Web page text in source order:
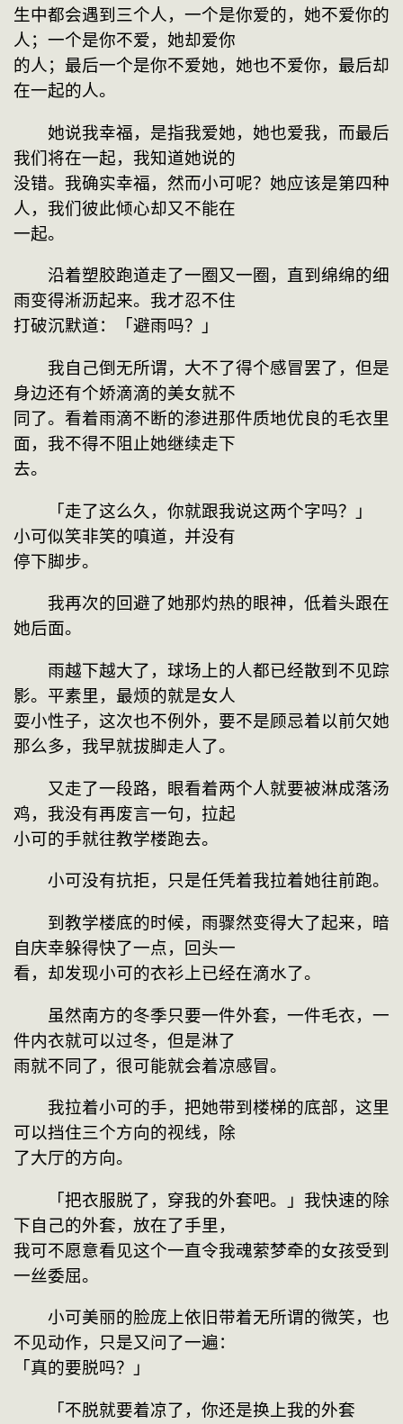
生中都会遇到三个人，一个是你爱的，她不爱你的
人；一个是你不爱，她却爱你
的人；最后一个是你不爱她，她也不爱你，最后却
在一起的人。
她说我幸福，是指我爱她，她也爱我，而最后
我们将在一起，我知道她说的
没错。我确实幸福，然而小可呢？她应该是第四种
人，我们彼此倾心却又不能在
一起。
沿着塑胶跑道走了一圈又一圈，直到绵绵的细
雨变得淅沥起来。我才忍不住
打破沉默道：「避雨吗？」
我自己倒无所谓，大不了得个感冒罢了，但是
身边还有个娇滴滴的美女就不
同了。看着雨滴不断的渗进那件质地优良的毛衣里
面，我不得不阻止她继续走下
去。
「走了这么久，你就跟我说这两个字吗？」
小可似笑非笑的嗔道，并没有
停下脚步。
我再次的回避了她那灼热的眼神，低着头跟在
她后面。
雨越下越大了，球场上的人都已经散到不见踪
影。平素里，最烦的就是女人
耍小性子，这次也不例外，要不是顾忌着以前欠她
那么多，我早就拔脚走人了。
又走了一段路，眼看着两个人就要被淋成落汤
鸡，我没有再废言一句，拉起
小可的手就往教学楼跑去。
小可没有抗拒，只是任凭着我拉着她往前跑。
到教学楼底的时候，雨骤然变得大了起来，暗
自庆幸躲得快了一点，回头一
看，却发现小可的衣衫上已经在滴水了。
虽然南方的冬季只要一件外套，一件毛衣，一
件内衣就可以过冬，但是淋了
雨就不同了，很可能就会着凉感冒。
我拉着小可的手，把她带到楼梯的底部，这里
可以挡住三个方向的视线，除
了大厅的方向。
「把衣服脱了，穿我的外套吧。」我快速的除
下自己的外套，放在了手里，
我可不愿意看见这个一直令我魂萦梦牵的女孩受到
一丝委屈。
小可美丽的脸庞上依旧带着无所谓的微笑，也
不见动作，只是又问了一遍：
「真的要脱吗？」
「不脱就要着凉了，你还是换上我的外套